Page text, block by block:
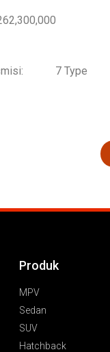
7 Type
Produk
MPV
Sedan
SUV
Hatchback